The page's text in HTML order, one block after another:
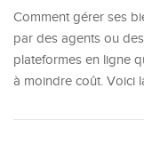
Comment gérer ses
par des agents ou
plateformes en ligne
à moindre coût. Voici